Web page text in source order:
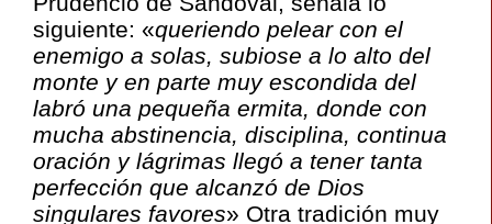
siguiente: «queriendo pelear con el
enemigo a solas, subiose a lo alto del
monte y en parte muy escondida del
labró una pequeña ermita, donde con
mucha abstinencia, disciplina, continua
oración y lágrimas llegó a tener tanta
perfección que alcanzó de Dios
singulares favores» Otra tradición muy